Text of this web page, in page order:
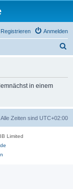
Anmelden
Registrieren
in einem
Alle Zeiten sind UTC+02:00
Limited